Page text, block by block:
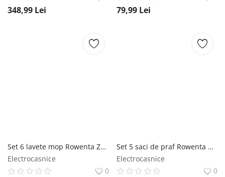
348,99 Lei 79,99 Lei
Set 6 lavete mop Rowenta ZR305A01 compatibile cu aspiratorul vertical Rowenta X-Combo seriile GZ3038 si GZ3039 rowenta
Electrocasnice
0
Set 5 saci de praf Rowenta Wonderbag Classic WB406140 compatibili cu aspiratoarele Silence Force Extreme Compact Silence Force Extreme Silence Forc rowenta
Electrocasnice
0